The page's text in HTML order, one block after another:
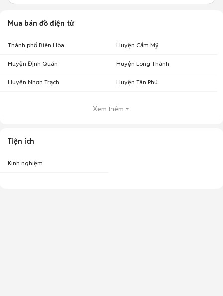
Mua bán đồ điện tử
Thành phố Biên Hòa Huyện Cẩm Mỹ
Huyện Định Quán Huyện Long Thành
Huyện Nhơn Trạch Huyện Tân Phú
Xem thêm
Tiện ích
Kinh nghiệm